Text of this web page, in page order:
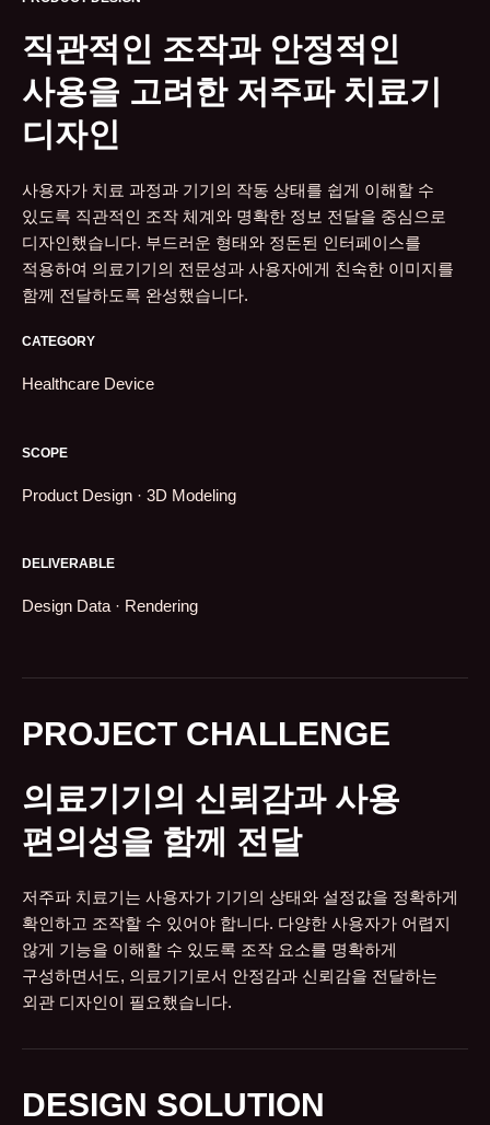
직관적인 조작과 안정적인
사용을 고려한 저주파 치료기
디자인
사용자가 치료 과정과 기기의 작동 상태를 쉽게 이해할 수
있도록 직관적인 조작 체계와 명확한 정보 전달을 중심으로
디자인했습니다. 부드러운 형태와 정돈된 인터페이스를
적용하여 의료기기의 전문성과 사용자에게 친숙한 이미지를
함께 전달하도록 완성했습니다.
CATEGORY
Healthcare Device
SCOPE
Product Design · 3D Modeling
DELIVERABLE
Design Data · Rendering
PROJECT CHALLENGE
의료기기의 신뢰감과 사용
편의성을 함께 전달
저주파 치료기는 사용자가 기기의 상태와 설정값을 정확하게
확인하고 조작할 수 있어야 합니다. 다양한 사용자가 어렵지
않게 기능을 이해할 수 있도록 조작 요소를 명확하게
구성하면서도, 의료기기로서 안정감과 신뢰감을 전달하는
외관 디자인이 필요했습니다.
DESIGN SOLUTION